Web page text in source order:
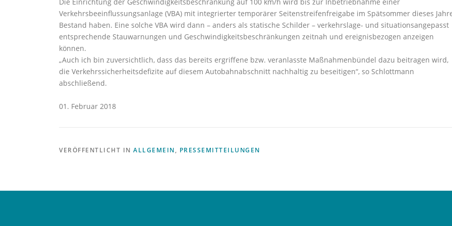
Verkehrsbeeinflussungsanlage (VBA) mit integrierter temporärer Seitenstreifenfreigabe im Spätsommer dieses
Bestand haben. Eine solche VBA wird dann – anders als statische Schilder – verkehrslage- und situationsangepasst
entsprechende Stauwarnungen und Geschwindigkeitsbeschränkungen zeitnah und ereignisbezogen anzeigen
können.
„Auch ich bin zuversichtlich, dass das bereits ergriffene bzw. veranlasste Maßnahmenbündel dazu beitragen wird,
die Verkehrssicherheitsdefizite auf diesem Autobahnabschnitt nachhaltig zu beseitigen“, so Schlottmann
abschließend.
01. Februar 2018
VERÖFFENTLICHT IN ALLGEMEIN, PRESSEMITTEILUNGEN